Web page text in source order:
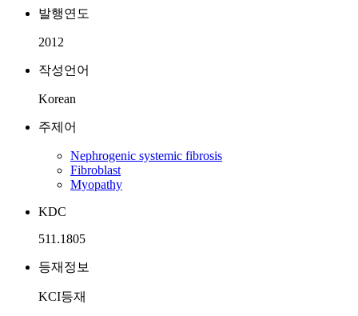
발행연도
2012
작성언어
Korean
주제어
Nephrogenic systemic fibrosis
Fibroblast
Myopathy
KDC
511.1805
등재정보
KCI등재